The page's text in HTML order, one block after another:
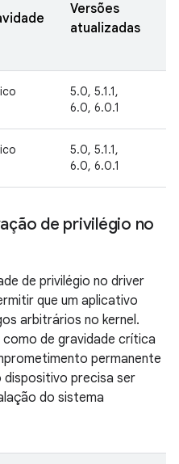
Versões
atualizadas
5.0, 5.1.1,
6.0, 6.0.1
5.0, 5.1.1,
6.0, 6.0.1
de privilégio no
de privilégio no driver
que um aplicativo
arbitrários no kernel.
de gravidade crítica
permanente
precisa ser
do sistema